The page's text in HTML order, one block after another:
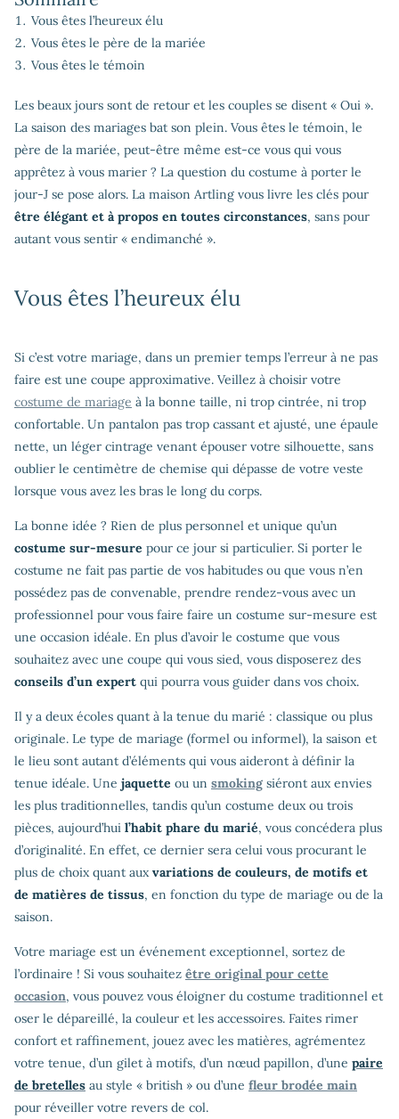
Vous êtes l’heureux élu
Vous êtes le père de la mariée
Vous êtes le témoin
Les beaux jours sont de retour et les couples se disent « Oui ».
La saison des mariages bat son plein. Vous êtes le témoin, le
père de la mariée, peut-être même est-ce vous qui vous
apprêtez à vous marier ? La question du costume à porter le
jour-J se pose alors. La maison Artling vous livre les clés pour
être élégant et à propos en toutes circonstances, sans pour
autant vous sentir « endimanché ».
Vous êtes l’heureux élu
Si c’est votre mariage, dans un premier temps l’erreur à ne pas
faire est une coupe approximative. Veillez à choisir votre
costume de mariage à la bonne taille, ni trop cintrée, ni trop
confortable. Un pantalon pas trop cassant et ajusté, une épaule
nette, un léger cintrage venant épouser votre silhouette, sans
oublier le centimètre de chemise qui dépasse de votre veste
lorsque vous avez les bras le long du corps.
La bonne idée ? Rien de plus personnel et unique qu’un
costume sur-mesure pour ce jour si particulier. Si porter le
costume ne fait pas partie de vos habitudes ou que vous n’en
possédez pas de convenable, prendre rendez-vous avec un
professionnel pour vous faire faire un costume sur-mesure est
une occasion idéale. En plus d’avoir le costume que vous
souhaitez avec une coupe qui vous sied, vous disposerez des
conseils d’un expert qui pourra vous guider dans vos choix.
Il y a deux écoles quant à la tenue du marié : classique ou plus
originale. Le type de mariage (formel ou informel), la saison et
le lieu sont autant d’éléments qui vous aideront à définir la
tenue idéale. Une jaquette ou un smoking siéront aux envies
les plus traditionnelles, tandis qu’un costume deux ou trois
pièces, aujourd’hui l’habit phare du marié, vous concédera plus
d’originalité. En effet, ce dernier sera celui vous procurant le
plus de choix quant aux variations de couleurs, de motifs et
de matières de tissus, en fonction du type de mariage ou de la
saison.
Votre mariage est un événement exceptionnel, sortez de
l’ordinaire ! Si vous souhaitez être original pour cette
occasion, vous pouvez vous éloigner du costume traditionnel et
oser le dépareillé, la couleur et les accessoires. Faites rimer
confort et raffinement, jouez avec les matières, agrémentez
votre tenue, d’un gilet à motifs, d’un nœud papillon, d’une paire
de bretelles au style « british » ou d’une fleur brodée main
pour réveiller votre revers de col.